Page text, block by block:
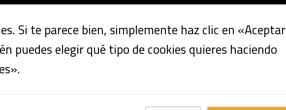
Si te parece bien, simplemente haz clic en «Aceptar
puedes elegir qué tipo de cookies quieres haciendo